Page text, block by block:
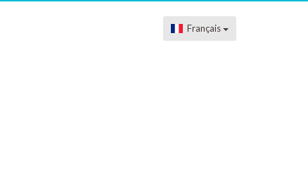
Français